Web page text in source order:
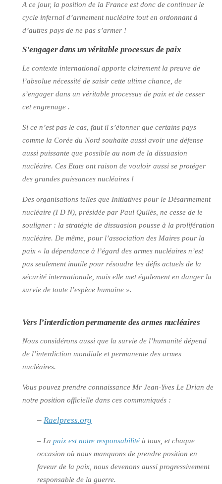
A ce jour, la position de la France est donc de continuer le
cycle infernal d’armement nucléaire tout en ordonnant à
d’autres pays de ne pas s’armer !
S’engager dans un véritable processus de paix
Le contexte international apporte clairement la preuve de
l’absolue nécessité de saisir cette ultime chance, de
s’engager dans un véritable processus de paix et de cesser
cet engrenage .
Si ce n’est pas le cas, faut il s’étonner que certains pays
comme la Corée du Nord souhaite aussi avoir une défense
aussi puissante que possible au nom de la dissuasion
nucléaire. Ces Etats ont raison de vouloir aussi se protéger
des grandes puissances nucléaires !
Des organisations telles que Initiatives pour le Désarmement
nucléaire (I D N), présidée par Paul Quilès, ne cesse de le
souligner : la stratégie de dissuasion pousse à la prolifération
nucléaire. De même, pour l’association des Maires pour la
paix « la dépendance à l’égard des armes nucléaires n’est
pas seulement inutile pour résoudre les défis actuels de la
sécurité internationale, mais elle met également en danger la
survie de toute l’espèce humaine ».
Vers l’interdiction permanente des armes nucléaires
Nous considérons aussi que la survie de l’humanité dépend
de l’interdiction mondiale et permanente des armes
nucléaires.
Vous pouvez prendre connaissance Mr Jean-Yves Le Drian de
notre position officielle dans ces communiqués :
– Raelpress.org
– La paix est notre responsabilité à tous, et chaque
occasion où nous manquons de prendre position en
faveur de la paix, nous devenons aussi progressivement
responsable de la guerre.